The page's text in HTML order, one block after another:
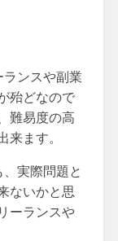
ンスや副業
殆どなので
難易度の高
ます。
実際問題と
ないかと思
ーランスや